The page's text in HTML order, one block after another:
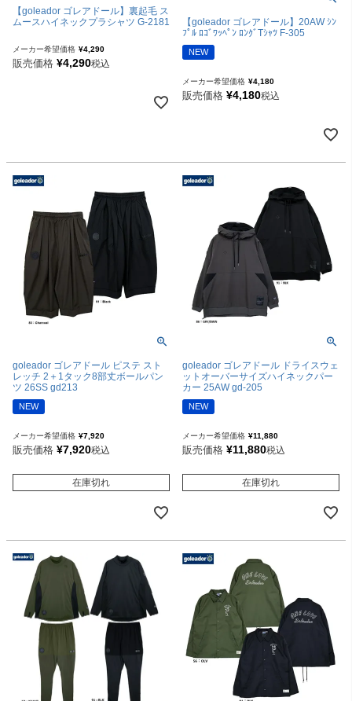
【goleador ゴレアドール】裏起毛 ス
ムースハイネックプラシャツ G-2181
メーカー希望価格 ¥4,290
販売価格 ¥4,290税込
【goleador ゴレアドール】20AW ｼﾝ
ﾌﾟﾙ ﾛｺﾞﾜｯﾍﾟﾝ ﾛﾝｸﾞTｼｬﾂ F-305
NEW
メーカー希望価格 ¥4,180
販売価格 ¥4,180税込
goleador ゴレアドール ピステ スト
レッチ 2＋1タック8部丈ボールパン
ツ 26SS gd213
NEW
メーカー希望価格 ¥7,920
販売価格 ¥7,920税込
在庫切れ
goleador ゴレアドール ドライスウェ
ットオーバーサイズハイネックパー
カー 25AW gd-205
NEW
メーカー希望価格 ¥11,880
販売価格 ¥11,880税込
在庫切れ